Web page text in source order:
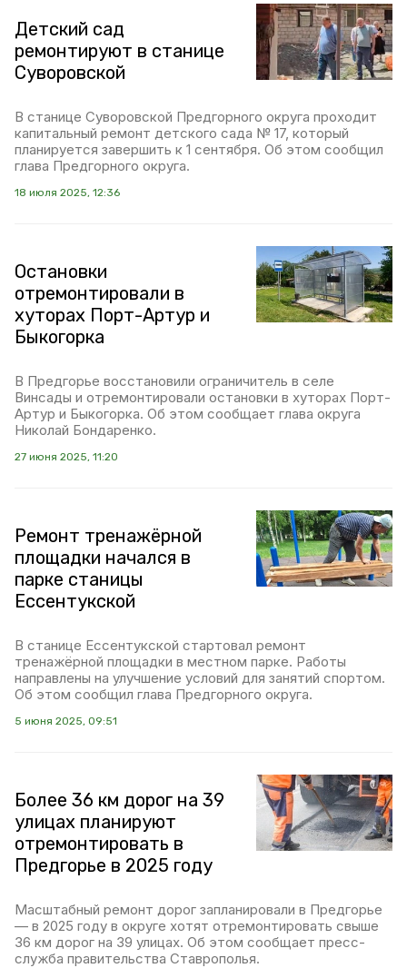
Детский сад
ремонтируют в станице
Суворовской
В станице Суворовской Предгорного округа проходит
капитальный ремонт детского сада № 17, который
планируется завершить к 1 сентября. Об этом сообщил
глава Предгорного округа.
18 июля 2025, 12:36
Остановки
отремонтировали в
хуторах Порт-Артур и
Быкогорка
В Предгорье восстановили ограничитель в селе
Винсады и отремонтировали остановки в хуторах Порт-
Артур и Быкогорка. Об этом сообщает глава округа
Николай Бондаренко.
27 июня 2025, 11:20
Ремонт тренажёрной
площадки начался в
парке станицы
Ессентукской
В станице Ессентукской стартовал ремонт
тренажёрной площадки в местном парке. Работы
направлены на улучшение условий для занятий спортом.
Об этом сообщил глава Предгорного округа.
5 июня 2025, 09:51
Более 36 км дорог на 39
улицах планируют
отремонтировать в
Предгорье в 2025 году
Масштабный ремонт дорог запланировали в Предгорье
— в 2025 году в округе хотят отремонтировать свыше
36 км дорог на 39 улицах. Об этом сообщает пресс-
служба правительства Ставрополья.